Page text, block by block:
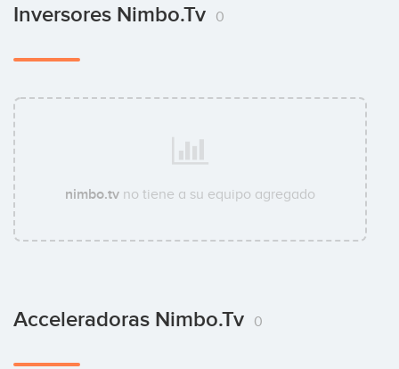
Inversores Nimbo.tv 0
nimbo.tv no tiene a su equipo agregado
Acceleradoras Nimbo.tv 0